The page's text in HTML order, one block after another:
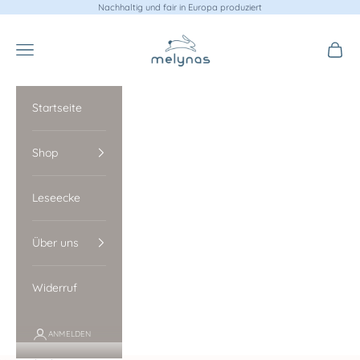
Zum Inhalt springenNachhaltig und fair in Europa produziert
melynas Leinenbettwäsche
Menü
Startseite
Shop
Leseecke
Über uns
Widerruf
ANMELDEN